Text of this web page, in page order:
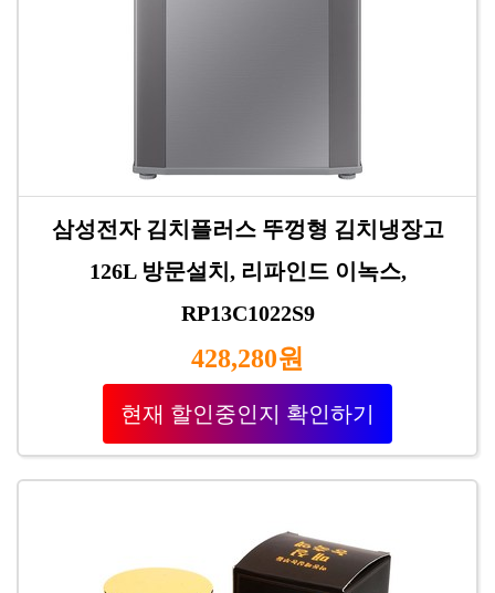
삼성전자 김치플러스 뚜껑형 김치냉장고
126L 방문설치, 리파인드 이녹스,
RP13C1022S9
428,280원
현재 할인중인지 확인하기